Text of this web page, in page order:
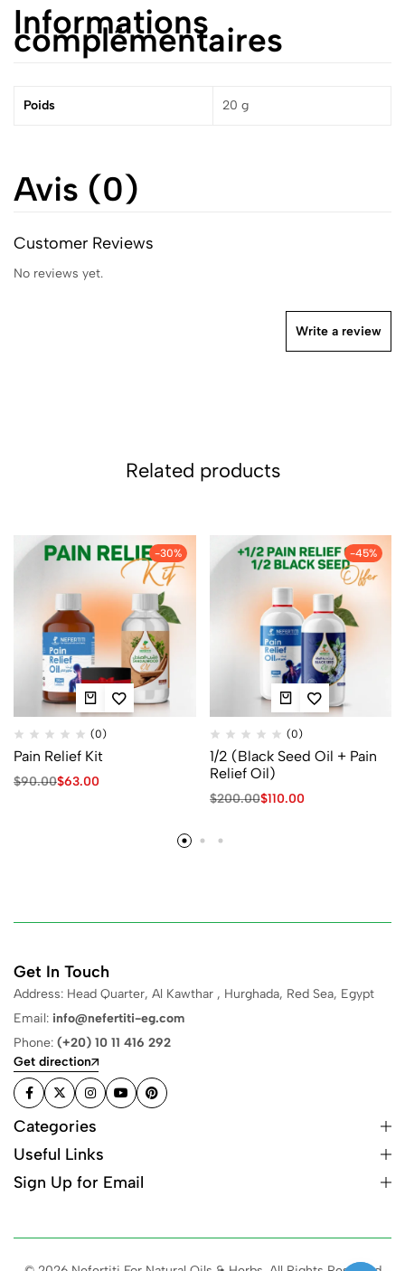
Informations
complémentaires
Poids 20 g
Avis (0)
Customer Reviews
No reviews yet.
Write a review
Related products
-30%
(0)
Pain Relief Kit
$90.00$63.00
-45%
(0)
1/2 (Black Seed Oil + Pain
Relief Oil)
$200.00$110.00
Get In Touch
Address: Head Quarter, Al Kawthar , Hurghada, Red Sea, Egypt
Email: info@nefertiti-eg.com
Phone: (+20) 10 11 416 292
Get direction
Categories
Useful Links
Sign Up for Email